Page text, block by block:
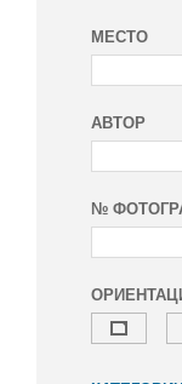
МЕСТО
АВТОР
№